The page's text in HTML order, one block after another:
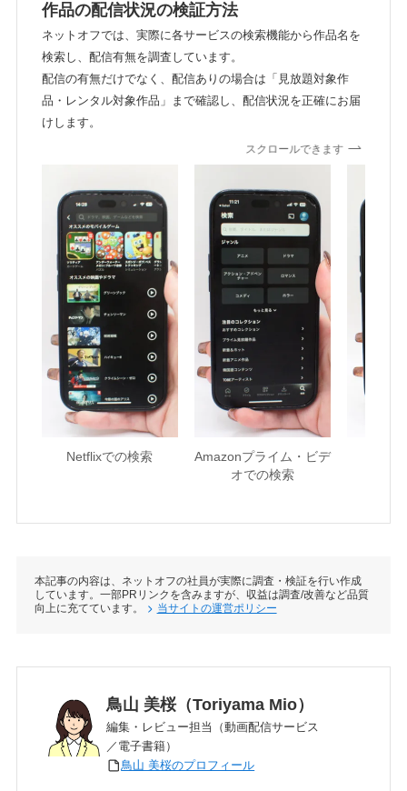
作品の配信状況の検証方法
ネットオフでは、実際に各サービスの検索機能から作品名を
検索し、配信有無を調査しています。
配信の有無だけでなく、配信ありの場合は「見放題対象作
品・レンタル対象作品」まで確認し、配信状況を正確にお届
けします。
スクロールできます
Netflixでの検索
Amazonプライム・ビデ
オでの検索
本記事の内容は、ネットオフの社員が実際に調査・検証を行い作成
しています。一部PRリンクを含みますが、収益は調査/改善など品質
向上に充てています。
当サイトの運営ポリシー
鳥山 美桜（Toriyama Mio）
編集・レビュー担当（動画配信サービス
／電子書籍）
鳥山 美桜のプロフィール